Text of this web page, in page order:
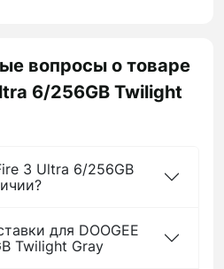
вопросы о товаре
6/256GB Twilight
3 Ultra 6/256GB
для DOOGEE
Twilight Gray